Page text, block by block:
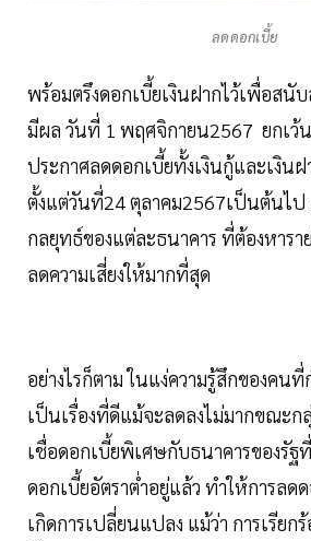
ลดดอกเบี้ย
พร้อมตรึงดอกเบี้ยเงินฝากไว้เพื่อสนั
มีผล วันที่ 1 พฤศจิกายน2567 ยกเว้
ประกาศลดดอกเบี้ยทั้งเงินกู้และเงิน
ตั้งแต่วันที่24 ตุลาคม2567เป็นต้นไ
กลยุทธ์ของแต่ละธนาคาร ที่ต้องหารา
ลดความเสี่ยงให้มากที่สุด
อย่างไรก็ตาม ในแง่ความรู้สึกของคน
เป็นเรื่องที่ดีแม้จะลดลงไม่มากขณะก
เชื่อดอกเบี้ยพิเศษกับธนาคารของรัฐ
ดอกเบี้ยอัตราต่ำอยู่แล้ว ทำให้การลด
เกิดการเปลี่ยนแปลง แม้ว่า การเรียก